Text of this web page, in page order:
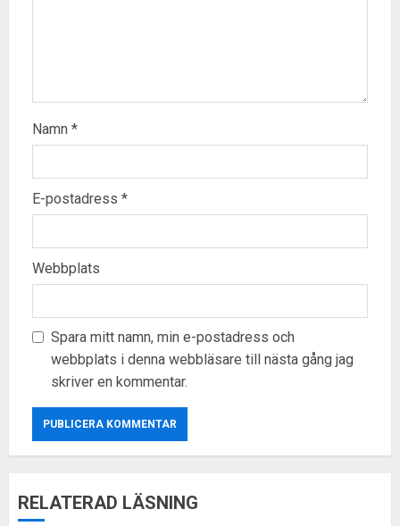
Namn *
E-postadress *
Webbplats
Spara mitt namn, min e-postadress och
webbplats i denna webbläsare till nästa gång jag
skriver en kommentar.
RELATERAD LÄSNING